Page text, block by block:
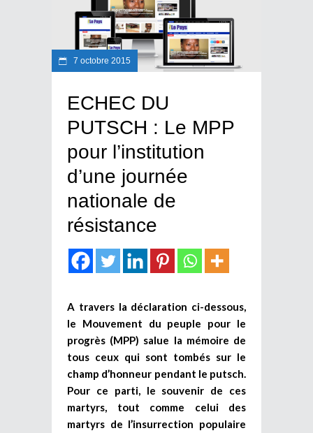
7 octobre 2015
ECHEC DU
PUTSCH : Le MPP
pour l’institution
d’une journée
nationale de
résistance
A travers la déclaration ci-dessous,
le Mouvement du peuple pour le
progrès (MPP) salue la mémoire de
tous ceux qui sont tombés sur le
champ d’honneur pendant le putsch.
Pour ce parti, le souvenir de ces
martyrs, tout comme celui des
martyrs de l’insurrection populaire